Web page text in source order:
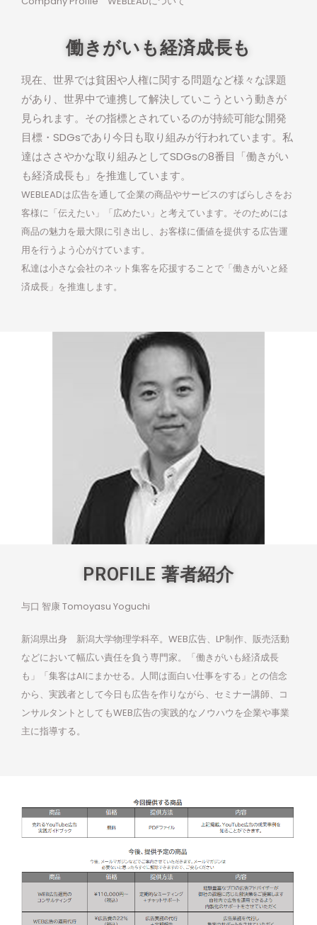
働きがいも経済成長も
現在、世界では貧困や人権に関する問題など様々な課題
があり、世界中で連携して解決していこうという動きが
見られます。その指標とされているのが持続可能な開発
目標・SDGsであり今日も取り組みが行われています。私
達はささやかな取り組みとしてSDGsの8番目「働きがい
も経済成長も」を推進しています。
WEBLEADは広告を通して企業の商品やサービスのすばらしさをお
客様に「伝えたい」「広めたい」と考えています。そのためには
商品の魅力を最大限に引き出し、お客様に価値を提供する広告運
用を行うよう心がけています。
私達は小さな会社のネット集客を応援することで「働きがいと経
済成長」を推進します。
PROFILE 著者紹介
与口 智康 Tomoyasu Yoguchi
新潟県出身 新潟大学物理学科卒。WEB広告、LP制作、販売活動
などにおいて幅広い責任を負う専門家。「働きがいも経済成長
も」「集客はAIにまかせる。人間は面白い仕事をする」との信念
から、実践者として今日も広告を作りながら、セミナー講師、コ
ンサルタントとしてもWEB広告の実践的なノウハウを企業や事業
主に指導する。